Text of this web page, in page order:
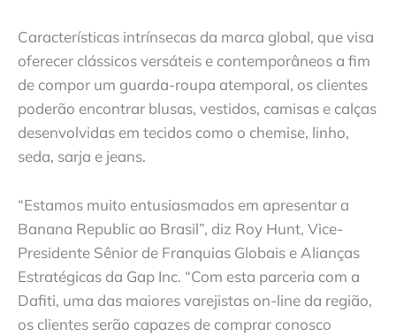
Características intrínsecas da marca global, que visa
oferecer clássicos versáteis e contemporâneos a fim
de compor um guarda-roupa atemporal, os clientes
poderão encontrar blusas, vestidos, camisas e calças
desenvolvidas em tecidos como o chemise, linho,
seda, sarja e jeans.
“Estamos muito entusiasmados em apresentar a
Banana Republic ao Brasil”, diz Roy Hunt, Vice-
Presidente Sênior de Franquias Globais e Alianças
Estratégicas da Gap Inc. “Com esta parceria com a
Dafiti, uma das maiores varejistas on-line da região,
os clientes serão capazes de comprar conosco